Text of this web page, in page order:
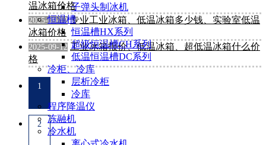
子弹头制冰机
恒温槽
恒温槽HX系列
超级恒温槽CH系列
低温恒温槽DC系列
冷柜、冷库
层析冷柜
冷库
程序降温仪
冻融机
冷水机
温冰箱价格
2025-09-12 专业工业冰箱、低温冰箱多少钱、实验室低温
冰箱价格
2025-09-12 工业冰箱报价、低温冰箱、超低温冰箱什么价
格
1
2